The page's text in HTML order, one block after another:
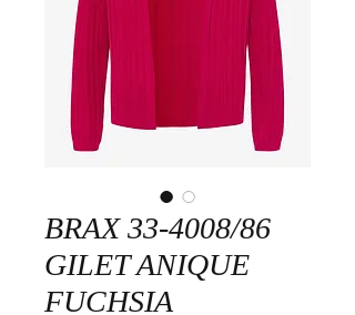
BRAX 33-4008/86
GILET ANIQUE
FUCHSIA